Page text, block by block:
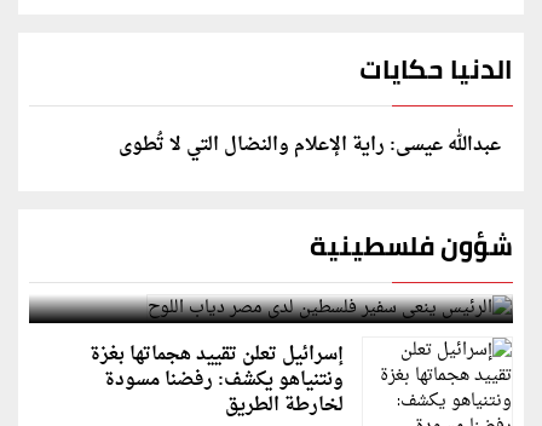
الدنيا حكايات
عبدالله عيسى: راية الإعلام والنضال التي لا تُطوى
شؤون فلسطينية
الرئيس ينعى سفير فلسطين لدى مصر دياب اللوح
إسرائيل تعلن تقييد هجماتها بغزة
ونتنياهو يكشف: رفضنا مسودة
لخارطة الطريق